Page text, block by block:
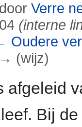
Verre
(interne
Oudere
(wijz)
afgeleid
Bij de